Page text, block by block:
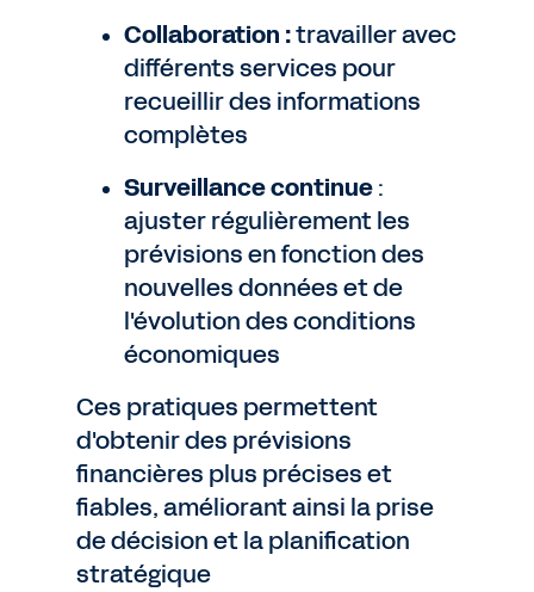
Collaboration :travailler avec
différents services pour
recueillir des informations
complètes
Surveillance continue:
ajuster régulièrement les
prévisions en fonction des
nouvelles données et de
l'évolution des conditions
économiques
Ces pratiques permettent
d'obtenir des prévisions
financières plus précises et
fiables, améliorant ainsi la prise
de décision et la planification
stratégique